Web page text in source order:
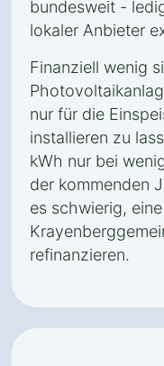
bundesweit -
lokaler Anbieter
Finanziell wenig
nur für die
installieren zu
kWh nur bei
der kommenden
es schwierig,
refinanzieren.